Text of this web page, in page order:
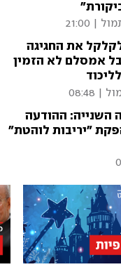
| 21:00
את החגיגה
אמסלם לא הזמין
| 08:48
השנייה: ההודעה
"יריבות לוהטת"